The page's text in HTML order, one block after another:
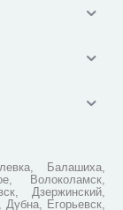
Балашиха,
Волоколамск,
Дзержинский,
Егорьевск,